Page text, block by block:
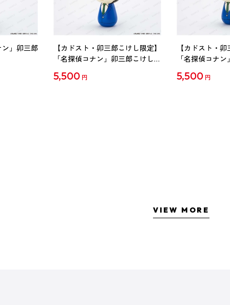
」卯三郎
【カドスト・卯三郎こけし限定】
「名探偵コナン」卯三郎こけし
5,500 円
【カドスト・
「名探偵コナ
5,500 円
VIEW MORE